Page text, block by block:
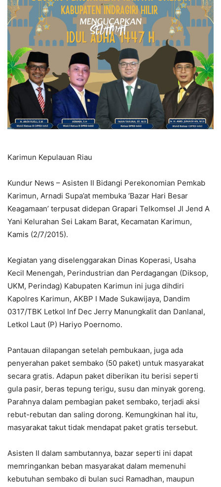
Karimun Kepulauan Riau
Kundur News – Asisten II Bidangi Perekonomian Pemkab
Karimun, Arnadi Supa’at membuka ‘Bazar Hari Besar
Keagamaan’ terpusat didepan Grapari Telkomsel Jl Jend A
Yani Kelurahan Sei Lakam Barat, Kecamatan Karimun,
Kamis (2/7/2015).
Kegiatan yang diselenggarakan Dinas Koperasi, Usaha
Kecil Menengah, Perindustrian dan Perdagangan (Diksop,
UKM, Perindag) Kabupaten Karimun ini juga dihdiri
Kapolres Karimun, AKBP I Made Sukawijaya, Dandim
0317/TBK Letkol Inf Dec Jerry Manungkalit dan Danlanal,
Letkol Laut (P) Hariyo Poernomo.
Pantauan dilapangan setelah pembukaan, juga ada
penyerahan paket sembako (50 paket) untuk masyarakat
secara gratis. Adapun paket diberikan itu berisi seperti
gula pasir, beras tepung terigu, susu dan minyak goreng.
Parahnya dalam pembagian paket sembako, terjadi aksi
rebut-rebutan dan saling dorong. Kemungkinan hal itu,
masyarakat takut tidak mendapat paket gratis tersebut.
Asisten II dalam sambutannya, bazar seperti ini dapat
memringankan beban masyarakat dalam memenuhi
kebutuhan sembako di bulan suci Ramadhan, maupun